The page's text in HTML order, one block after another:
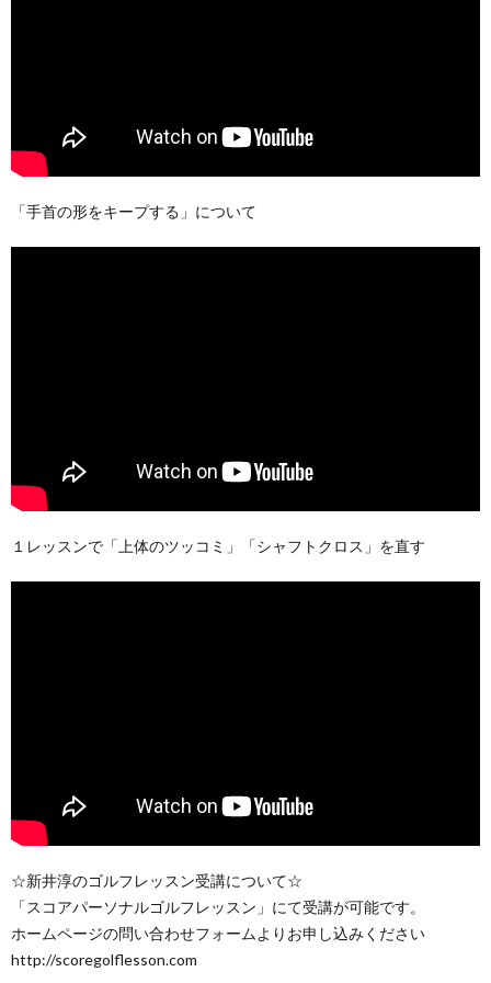
「手首の形をキープする」について
１レッスンで「上体のツッコミ」「シャフトクロス」を直す
☆新井淳のゴルフレッスン受講について☆
「スコアパーソナルゴルフレッスン」にて受講が可能です。
ホームページの問い合わせフォームよりお申し込みください
http://scoregolflesson.com